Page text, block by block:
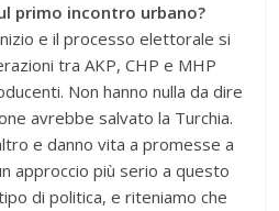
primo incontro urbano?
e il processo elettorale si
tra AKP, CHP e MHP
Non hanno nulla da dire
avrebbe salvato la Turchia.
e danno vita a promesse a
approccio più serio a questo
di politica, e riteniamo che